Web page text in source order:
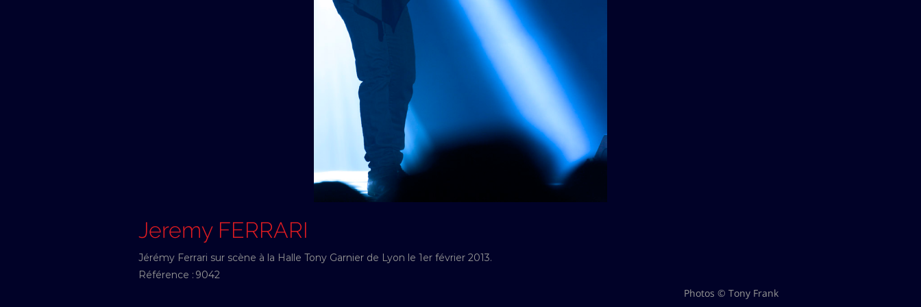
Jeremy FERRARI
Jérémy Ferrari sur scène à la Halle Tony Garnier de Lyon le 1er février 2013.
Référence : 9042
Photos © Tony Frank